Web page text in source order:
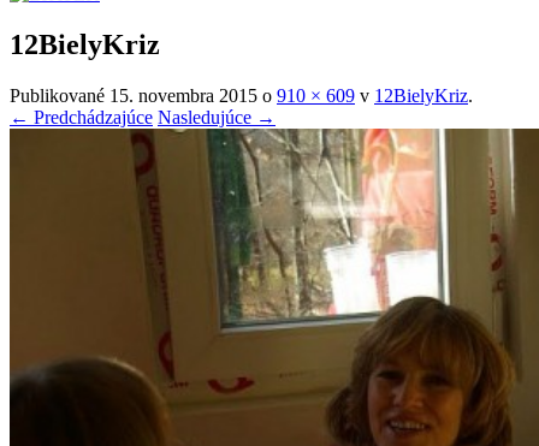
12BielyKriz
Publikované 15. novembra 2015 o 910 × 609 v 12BielyKriz.
← Predchádzajúce Nasledujúce →